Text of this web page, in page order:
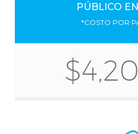
PÚBLICO
*COSTO POR